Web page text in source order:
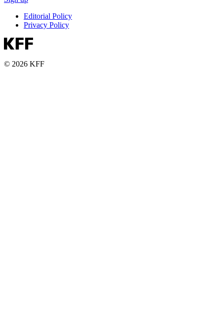
Editorial Policy
Privacy Policy
© 2026 KFF